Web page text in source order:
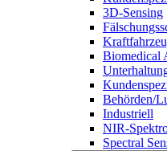
3D-Sensing
Biomedical
Behörden/
Industriell
NIR-
Spectral